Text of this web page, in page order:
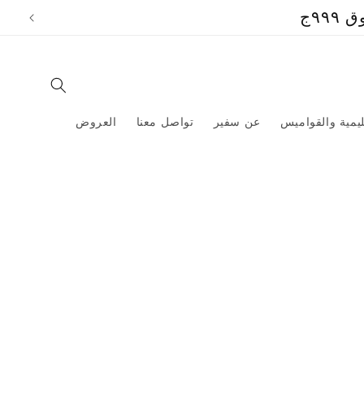
إلى
العروض تواصل معنا عن سفير والقواميس